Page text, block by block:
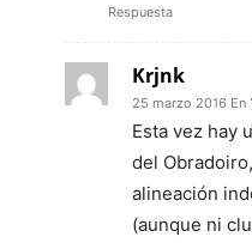
Respuesta
Krjnk
25 marzo 2016 En
Esta vez hay
del
alineación
(aunque ni